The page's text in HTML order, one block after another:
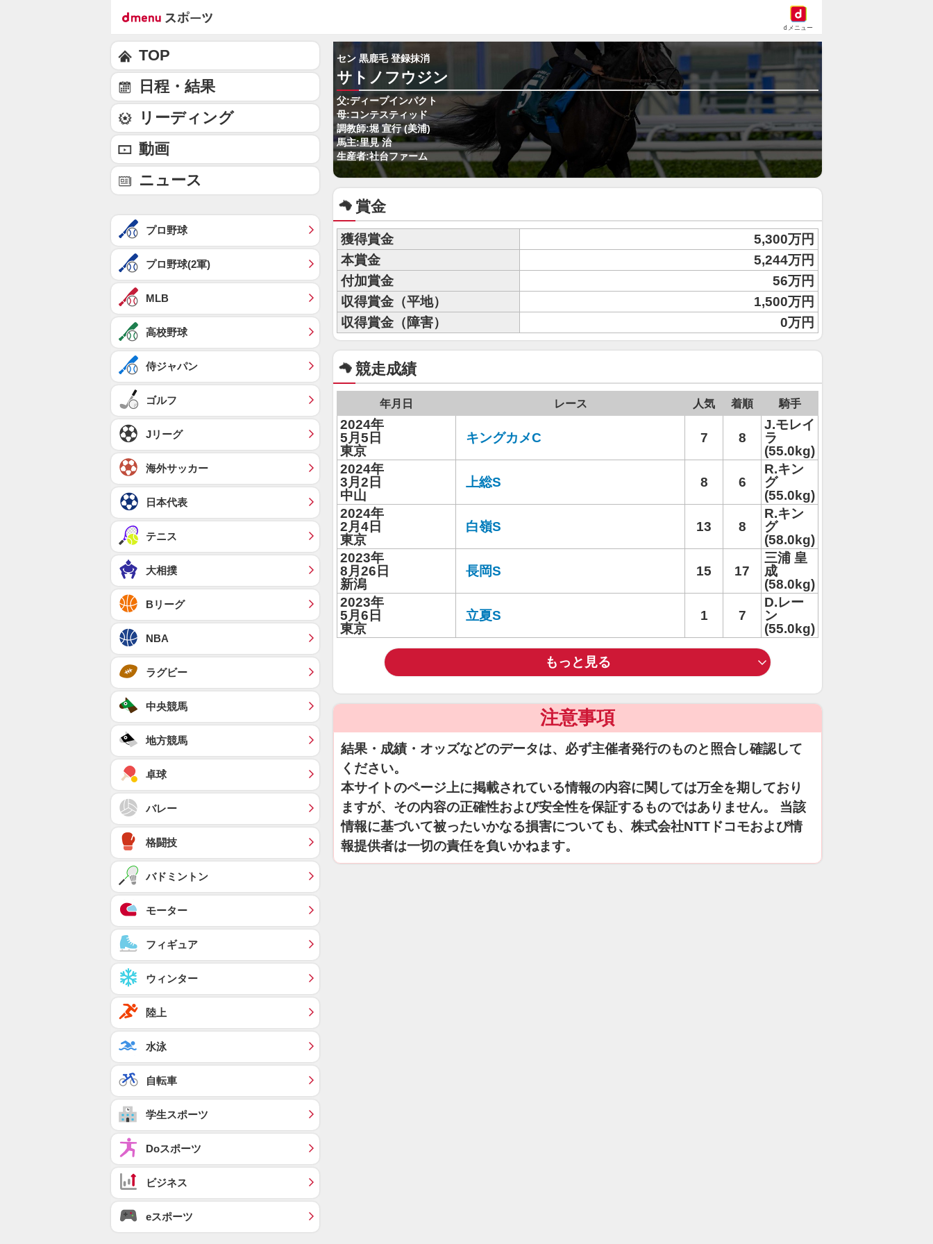
dメニュー
セン 黒鹿毛 登録抹消
サトノフウジン
父:ディープインパクト
母:コンテスティッド
調教師:堀 宣行 (美浦)
馬主:里見 治
生産者:社台ファーム
賞金
獲得賞金
5,300万円
本賞金
5,244万円
付加賞金
56万円
収得賞金（平地）
1,500万円
収得賞金（障害）
0万円
競走成績
年月日 レース 人気 着順 騎手
2024年
5月5日
東京
キングカメC 7 8
J.モレイ
ラ
(55.0kg)
2024年
3月2日
中山
上総S 8 6
R.キン
グ
(55.0kg)
2024年
2月4日
東京
白嶺S 13 8
R.キン
グ
(58.0kg)
2023年
8月26日
新潟
長岡S 15 17
三浦 皇
成
(58.0kg)
2023年
5月6日
東京
立夏S 1 7
D.レー
ン
(55.0kg)
もっと見る
注意事項
結果・成績・オッズなどのデータは、必ず主催者発行のものと照合し確認して
ください。
本サイトのページ上に掲載されている情報の内容に関しては万全を期しており
ますが、その内容の正確性および安全性を保証するものではありません。 当該
情報に基づいて被ったいかなる損害についても、株式会社NTTドコモおよび情
報提供者は一切の責任を負いかねます。
TOP
日程・結果
リーディング
動画
ニュース
プロ野球
プロ野球(2軍)
MLB
高校野球
侍ジャパン
ゴルフ
Jリーグ
海外サッカー
日本代表
テニス
大相撲
Bリーグ
NBA
ラグビー
中央競馬
地方競馬
卓球
バレー
格闘技
バドミントン
モーター
フィギュア
ウィンター
陸上
水泳
自転車
学生スポーツ
Doスポーツ
ビジネス
eスポーツ